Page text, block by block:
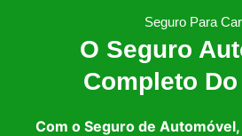
Seguro Para
O Seguro
Completo
Com o Seguro de